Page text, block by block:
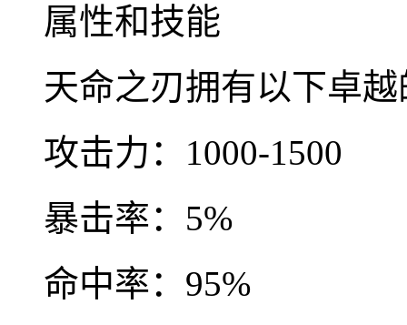
属性和技能
天命之刃拥有以下卓
攻击力：1000-1500
暴击率：5%
命中率：95%